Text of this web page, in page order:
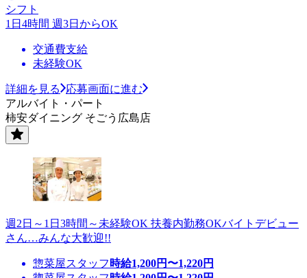
シフト
1日4時間 週3日からOK
交通費支給
未経験OK
詳細を見る
応募画面に進む
アルバイト・パート
柿安ダイニング そごう広島店
週2日～1日3時間～未経験OK 扶養内勤務OKバイトデビュー
さん…みんな大歓迎!!
惣菜屋スタッフ 時給1,200円〜1,220円